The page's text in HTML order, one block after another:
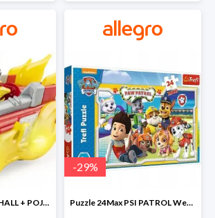
PSI PATROL MARSHALL + POJAZD WÓZ STRAŻACKI DŹWIĘK -48%
-29%
Puzzle 24Max PSI PATROL Wesoła drużyna TREFL -29%